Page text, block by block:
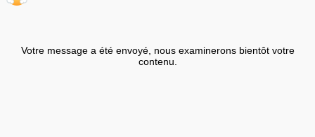
Votre message a été envoyé, nous examinerons bientôt votre
contenu.